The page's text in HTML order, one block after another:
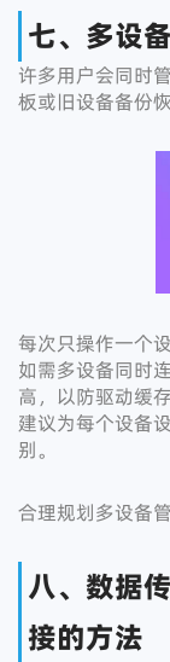
七、多设
许多用户会同时
板或旧设备备份
每次只操作一个
如需多设备同时
高，以防驱动缓存
建议为每个设备
别。
合理规划多设备
八、数据
接的方法